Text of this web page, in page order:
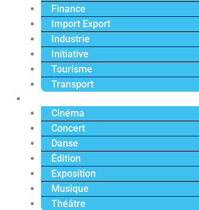
Finance
Import Export
Industrie
Initiative
Tourisme
Transport
Cinéma
Concert
Danse
Édition
Exposition
Musique
Théâtre